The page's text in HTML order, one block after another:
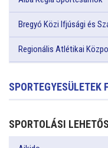
Bregyó Közi Ifjúsági és
Regionális Atlétikai
SPORTEGYESÜLETEK
SPORTOLÁSI